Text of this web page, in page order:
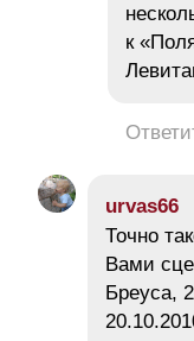
к
urvas66
Точно
Вами
Бреуса,